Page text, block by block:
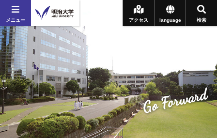
メニュー 検索
language
アクセス
Go Forward